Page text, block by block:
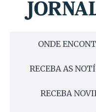
ONDE
RECEBA AS
RECEBA